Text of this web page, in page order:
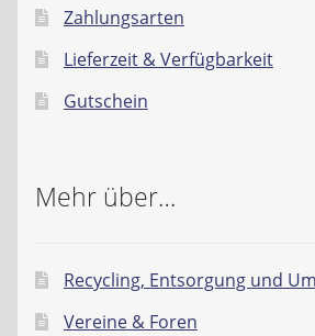
Zahlungsarten
Lieferzeit & Verfügbarkeit
Gutschein
Mehr über…
Recycling, Entsorgung und
Vereine & Foren